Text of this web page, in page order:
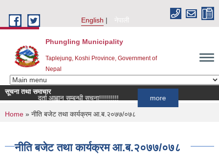
English
नेपाली
Phungling Municipality
Taplejung, Koshi Province, Government of
Nepal
सूचना तथा समाचार
सूची दर्ता आह्वान सम्बन्धी सूचना!!!!!!!!!!
You are here
Home » नीति बजेट तथा कार्यक्रम आ.ब.२०७७/०७८
नीति बजेट तथा कार्यक्रम आ.ब.२०७७/०७८